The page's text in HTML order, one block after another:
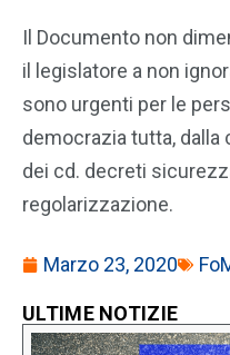
Il Documento non
il legislatore a non
sono urgenti per le
democrazia tutta, dalla
dei cd. decreti
regolarizzazione.
Marzo 23, 2020
ULTIME NOTIZIE